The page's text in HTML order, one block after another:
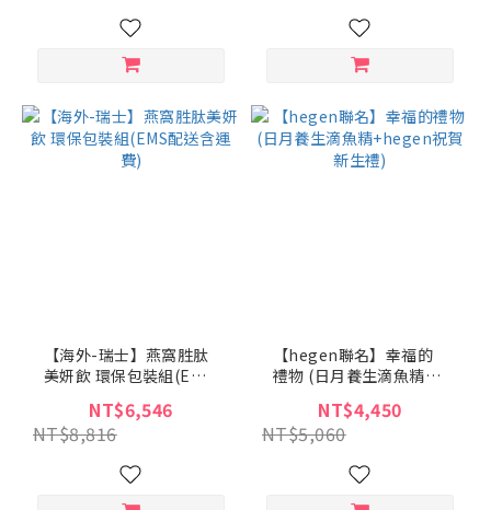
【海外-瑞士】燕窩胜肽
美妍飲 環保包裝組(EMS
配送含運費)NT$6,546
NT$8,816
【hegen聯名】幸福的
禮物 (日月養生滴魚精
+hegen祝賀新生禮)
NT$4,450
NT$5,060